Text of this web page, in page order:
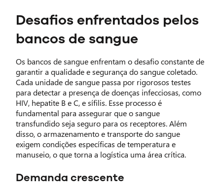
Desafios enfrentados pelos
bancos de sangue
Os bancos de sangue enfrentam o desafio constante de
garantir a qualidade e segurança do sangue coletado.
Cada unidade de sangue passa por rigorosos testes
para detectar a presença de doenças infecciosas, como
HIV, hepatite B e C, e sífilis. Esse processo é
fundamental para assegurar que o sangue
transfundido seja seguro para os receptores. Além
disso, o armazenamento e transporte do sangue
exigem condições específicas de temperatura e
manuseio, o que torna a logística uma área crítica.
Demanda crescente